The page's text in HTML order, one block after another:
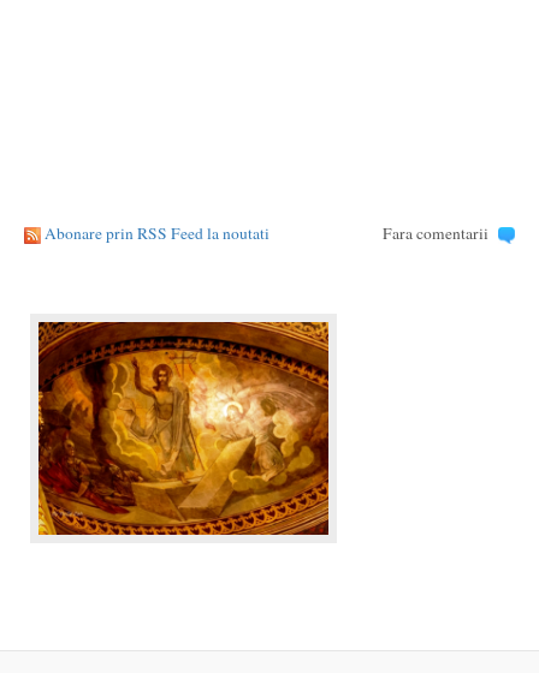
Abonare prin RSS Feed la noutati Fara comentarii